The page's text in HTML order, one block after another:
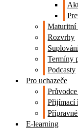
Maturitní
Rozvrhy
Termíny
Podcasty
Pro uchazeče
Přijímací
E-learning